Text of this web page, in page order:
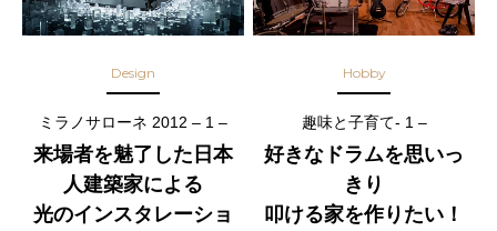
Design
ミラノサローネ 2012 – 1 –
来場者を魅了した日本
人建築家による
光のインスタレーショ
Hobby
趣味と子育て- 1 –
好きなドラムを思いっ
きり
叩ける家を作りたい！